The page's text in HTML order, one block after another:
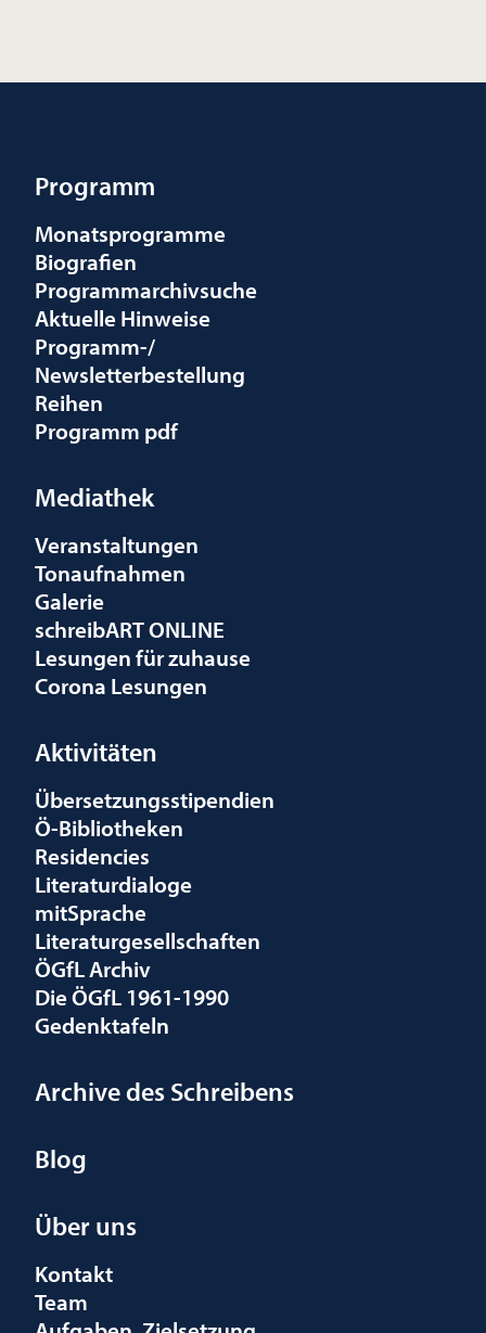
Programm
Monatsprogramme
Biografien
Programmarchivsuche
Aktuelle Hinweise
Programm-/
Newsletterbestellung
Reihen
Programm pdf
Mediathek
Veranstaltungen
Tonaufnahmen
Galerie
schreibART ONLINE
Lesungen für zuhause
Corona Lesungen
Aktivitäten
Übersetzungsstipendien
Ö-Bibliotheken
Residencies
Literaturdialoge
mitSprache
Literaturgesellschaften
ÖGfL Archiv
Die ÖGfL 1961-1990
Gedenktafeln
Archive des Schreibens
Blog
Über uns
Kontakt
Team